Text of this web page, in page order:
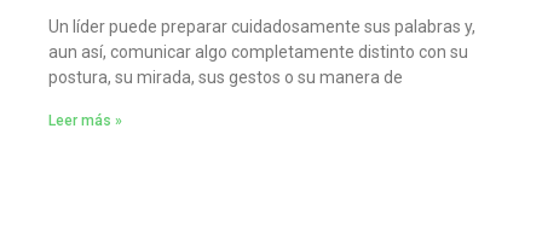
Un líder puede preparar cuidadosamente sus palabras y,
aun así, comunicar algo completamente distinto con su
postura, su mirada, sus gestos o su manera de
Leer más »